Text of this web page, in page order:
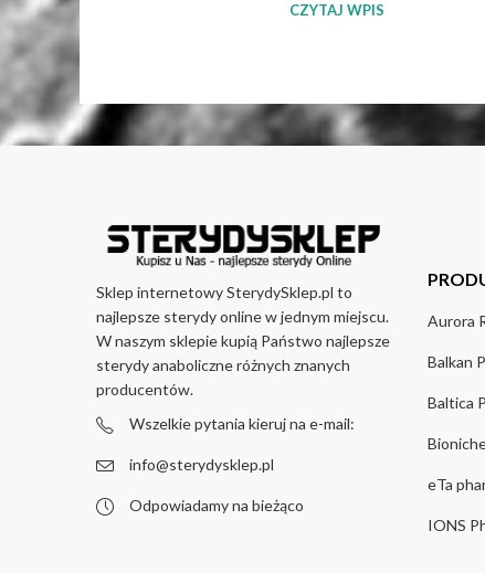
CZYTAJ WPIS
Sklep internetowy SterydySklep.pl to
najlepsze sterydy online w jednym miejscu.
W naszym sklepie kupią Państwo najlepsze
sterydy anaboliczne różnych znanych
producentów.
Wszelkie pytania kieruj na e-mail:
info@sterydysklep.pl
Odpowiadamy na bieżąco
Aurora
Balkan
Baltica
eTa
IONS